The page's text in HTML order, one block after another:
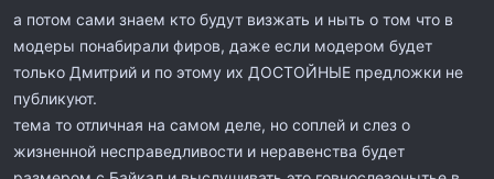
а потом сами знаем кто будут визжать и ныть о том что в
модеры понабирали фиров, даже если модером будет
только Дмитрий и по этому их ДОСТОЙНЫЕ предложки не
публикуют.
тема то отличная на самом деле, но соплей и слез о
жизненной несправедливости и неравенства будет